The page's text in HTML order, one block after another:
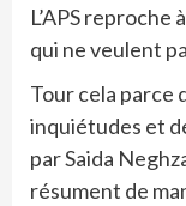
L’APS
qui ne veulent
Tour cela parce
inquiétudes et
par Saida
résument de